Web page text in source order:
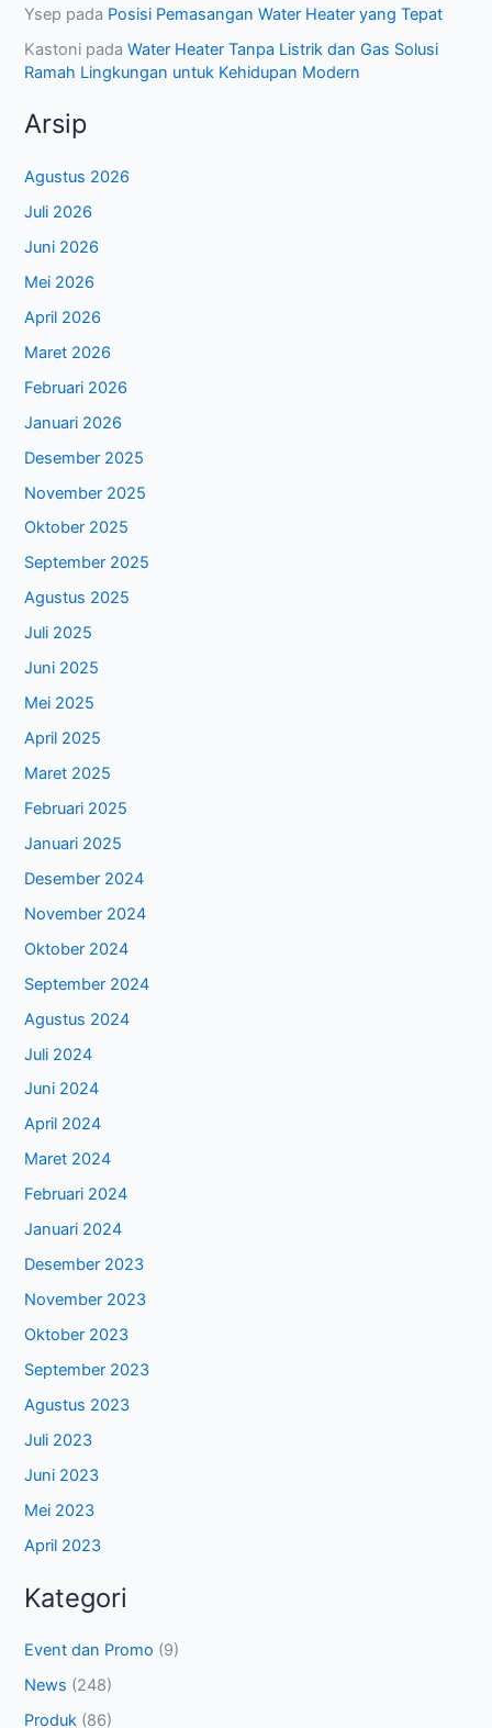
Ysep pada Posisi Pemasangan Water Heater yang Tepat
Kastoni padaWater Heater Tanpa Listrik dan Gas Solusi
Ramah Lingkungan untuk Kehidupan Modern
Arsip
Agustus 2026
Juli 2026
Juni 2026
Mei 2026
April 2026
Maret 2026
Februari 2026
Januari 2026
Desember 2025
November 2025
Oktober 2025
September 2025
Agustus 2025
Juli 2025
Juni 2025
Mei 2025
April 2025
Maret 2025
Februari 2025
Januari 2025
Desember 2024
November 2024
Oktober 2024
September 2024
Agustus 2024
Juli 2024
Juni 2024
April 2024
Maret 2024
Februari 2024
Januari 2024
Desember 2023
November 2023
Oktober 2023
September 2023
Agustus 2023
Juli 2023
Juni 2023
Mei 2023
April 2023
Kategori
Event dan Promo (9)
News (248)
Produk (86)